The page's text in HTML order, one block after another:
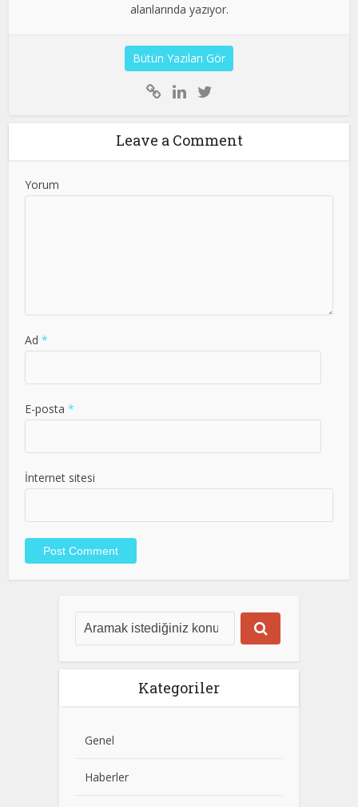
alanlarında yazıyor.
Bütün Yazıları Gör
Leave a Comment
Yorum
Ad*
E-posta*
İnternet sitesi
Kategoriler
Genel
Haberler